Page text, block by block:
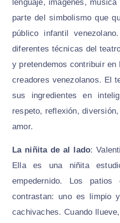
lenguaje, imágenes,
parte del simbolismo que
público infantil
diferentes técnicas del
y pretendemos contribuir en
creadores venezolanos. El
sus ingredientes en
respeto, reflexión,
amor.
La niñita de al lado:
Ella es una niñita
empedernido. Los
contrastan: uno es limpio
cachivaches. Cuando